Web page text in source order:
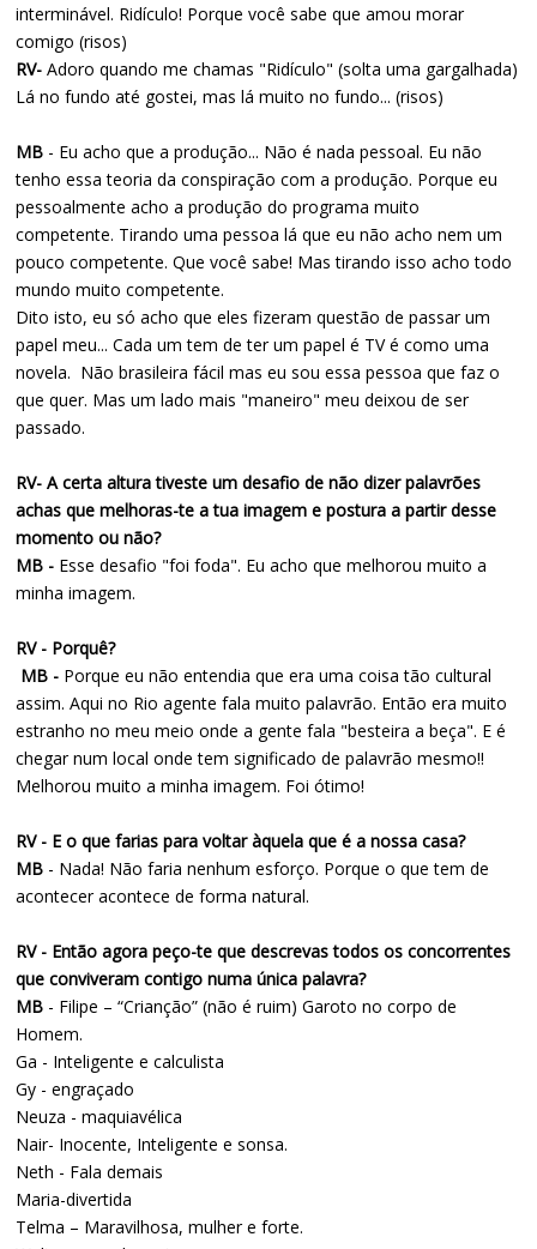
interminável. Ridículo! Porque você sabe que amou morar
comigo (risos)
RV- Adoro quando me chamas "Ridículo" (solta uma gargalhada)
Lá no fundo até gostei, mas lá muito no fundo... (risos)
MB - Eu acho que a produção... Não é nada pessoal. Eu não
tenho essa teoria da conspiração com a produção. Porque eu
pessoalmente acho a produção do programa muito
competente. Tirando uma pessoa lá que eu não acho nem um
pouco competente. Que você sabe! Mas tirando isso acho todo
mundo muito competente.
Dito isto, eu só acho que eles fizeram questão de passar um
papel meu... Cada um tem de ter um papel é TV é como uma
novela. Não brasileira fácil mas eu sou essa pessoa que faz o
que quer. Mas um lado mais "maneiro" meu deixou de ser
passado.
RV- A certa altura tiveste um desafio de não dizer palavrões
achas que melhoras-te a tua imagem e postura a partir desse
momento ou não?
MB - Esse desafio "foi foda". Eu acho que melhorou muito a
minha imagem.
RV - Porquê?
MB - Porque eu não entendia que era uma coisa tão cultural
assim. Aqui no Rio agente fala muito palavrão. Então era muito
estranho no meu meio onde a gente fala "besteira a beça". E é
chegar num local onde tem significado de palavrão mesmo!!
Melhorou muito a minha imagem. Foi ótimo!
RV - E o que farias para voltar àquela que é a nossa casa?
MB - Nada! Não faria nenhum esforço. Porque o que tem de
acontecer acontece de forma natural.
RV - Então agora peço-te que descrevas todos os concorrentes
que conviveram contigo numa única palavra?
MB - Filipe – “Crianção” (não é ruim) Garoto no corpo de
Homem.
Ga - Inteligente e calculista
Gy - engraçado
Neuza - maquiavélica
Nair- Inocente, Inteligente e sonsa.
Neth - Fala demais
Maria-divertida
Telma – Maravilhosa, mulher e forte.